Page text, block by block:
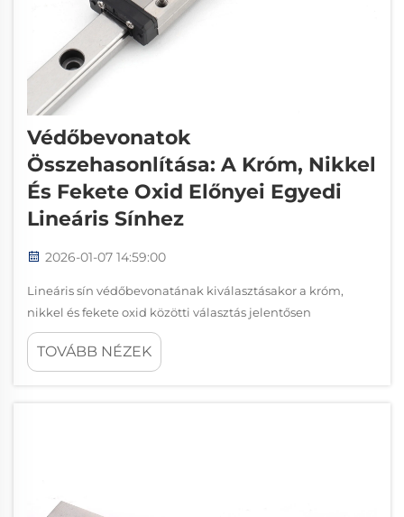
Védőbevonatok
Összehasonlítása: A Króm, Nikkel
És Fekete Oxid Előnyei Egyedi
Lineáris Sínhez
2026-01-07 14:59:00
Lineáris sín védőbevonatának kiválasztásakor a króm,
nikkel és fekete oxid közötti választás jelentősen
befolyásolhatja lineáris mozgási rendszered teljesítményét,
élettartamát és költséghatékonyságát. Ezek a bevonatok
TOVÁBB NÉZEK